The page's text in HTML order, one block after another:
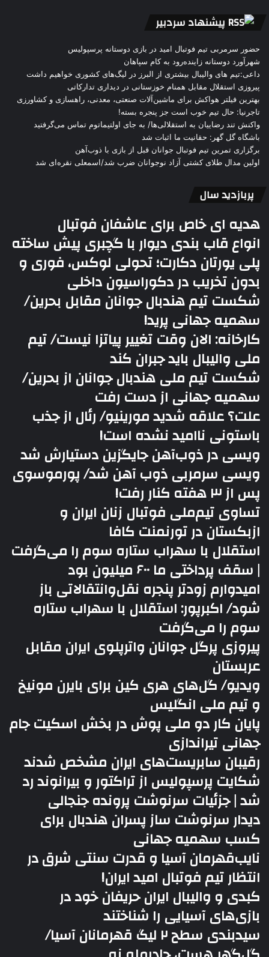
پیشنهاد سردبیر
حضور سرمربی تیم فوتبال امید در بازی دوستانه پرسپولیس
شهرآورد دوستانه زاینده‌رود به کام سپاهان
داعی:تیم های والیبال بیشتری از البرز در لیگ‌های کشوری خواهیم داشت
پیروزی استقلال مقابل همنام خوزستانی در دیداری تدارکاتی
بهترین فیلتر هواکش برای ماشین‌آلات صنعتی، معدنی، راهسازی و کشاورزی
تاجرنیا: حال تیم خوب است جز پنجره بسته!
واکنش تند رضاییان به استقلالی‌ها/ به جای اولتیماتوم تماس می‌گرفتید
باشگاه گل گهر: حقانیت ما اثبات شد
برگزاری تمرین تیم فوتبال جوانان قبل از بازی با ذوب‌آهن
اولین مدال طلای کشتی آزاد نوجوانان ضرب شد/اسمعلی نقره‌ای شد
پربازدید سال
هدیه ای خاص برای عاشفان فوتبال
انواع قاب بندی دیوار با گچبری پیش ساخته
پلی یورتان دکارت؛ تحولی لوکس، فوری و
بدون تخریب در دکوراسیون داخلی
شکست تیم هندبال جوانان مقابل بحرین/
سهمیه جهانی پرید!
کارخانه: الان وقت تغییر پیاتزا نیست/ تیم
ملی والیبال باید جبران کند
شکست تیم ملی هندبال جوانان از بحرین/
سهمیه جهانی از دست رفت
علت؟ علاقه شدید مورینیو/ رئال از جذب
باستونی ناامید نشده است!
ویسی در ذوب‌آهن جایگزین دستیارش شد
ویسی سرمربی ذوب آهن شد/ پورموسوی
پس از ۳ هفته کنار رفت!
تساوی تیم‌ملی فوتبال زنان ایران و
ازبکستان در تورنمنت کافا
استقلال با سهراب ستاره سوم را می‌گرفت
| سقف پرداختی ما ۶۰۰ میلیون بود
امیدوارم زودتر پنجره نقل‌وانتقالاتی باز
شود/ اکبرپور: استقلال با سهراب ستاره
سوم را می‌گرفت
پیروزی پرگل جوانان واترپلوی ایران مقابل
عربستان
ویدیو/ گل‌های هری‌ کین برای بایرن مونیخ
و تیم ملی انگلیس
پایان کار دو ملی پوش در بخش اسکیت جام
جهانی تیراندازی
رقیبان سابریست‌های ایران مشخص شدند
شکایت پرسپولیس از تراکتور و بیرانوند رد
شد | جزئیات سرنوشت پرونده جنجالی
دیدار سرنوشت ساز پسران هندبال برای
کسب سهمیه جهانی
نایب‌قهرمان آسیا و قدرت سنتی شرق در
انتظار تیم فوتبال امید ایران!
کبدی و والیبال ایران حریفان خود در
بازی‌های آسیایی را شناختند
سیدبندی سطح ۲ لیگ قهرمانان آسیا/